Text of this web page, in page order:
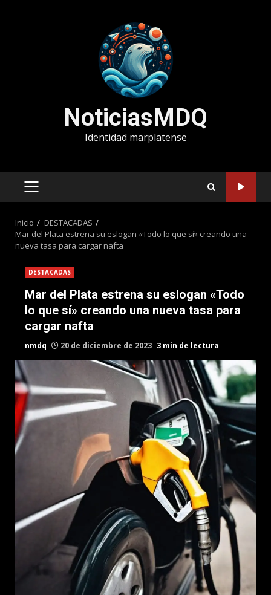
NoticiasMDQ
Identidad marplatense
MENÚ
Inicio
DESTACADAS
Mar del Plata estrena su eslogan «Todo lo que sí» creando una
nueva tasa para cargar nafta
DESTACADAS
Mar del Plata estrena su eslogan «Todo
lo que sí» creando una nueva tasa para
cargar nafta
nmdq 20 de diciembre de 2023 3 min de lectura